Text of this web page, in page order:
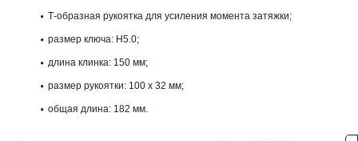
Т-образная рукоятка для усиления момента затяжки;
размер ключа: H5.0;
длина клинка: 150 мм;
размер рукоятки: 100 x 32 мм;
общая длина: 182 мм.